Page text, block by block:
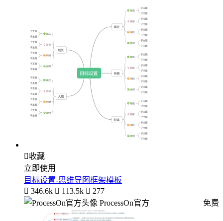
收藏
立即使用
目标设置-思维导图框架模板
 346.6k  113.5k  277
ProcessOn官方
免费